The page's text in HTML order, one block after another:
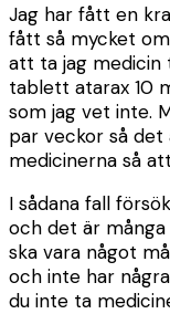
Jag har fått en
fått så mycket
att ta jag medicin
tablett atarax 10
som jag vet inte.
par veckor så
medicinerna så
I sådana fall
och det är
ska vara något
och inte har
du inte ta